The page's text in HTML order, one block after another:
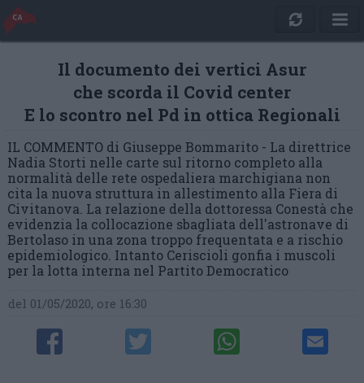
Il documento dei vertici Asur
che scorda il Covid center
E lo scontro nel Pd in ottica Regionali
IL COMMENTO di Giuseppe Bommarito - La direttrice
Nadia Storti nelle carte sul ritorno completo alla
normalità delle rete ospedaliera marchigiana non
cita la nuova struttura in allestimento alla Fiera di
Civitanova. La relazione della dottoressa Conestà che
evidenzia la collocazione sbagliata dell'astronave di
Bertolaso in una zona troppo frequentata e a rischio
epidemiologico. Intanto Ceriscioli gonfia i muscoli
per la lotta interna nel Partito Democratico
del 01/05/2020, ore 16:30